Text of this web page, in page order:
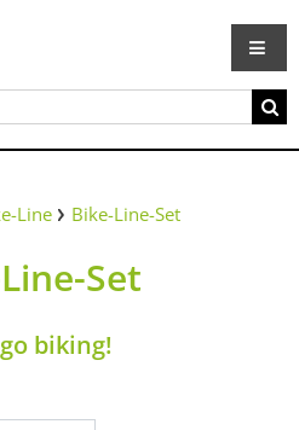
Line Bike-Line-Set
Set
biking!